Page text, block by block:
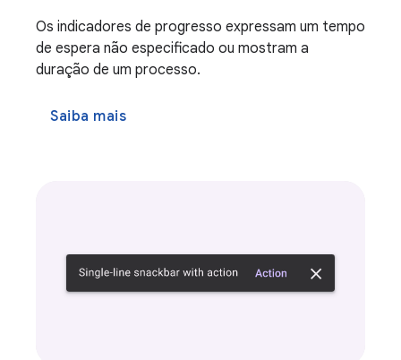
Os indicadores de progresso expressam um tempo
de espera não especificado ou mostram a
duração de um processo.
Saiba mais